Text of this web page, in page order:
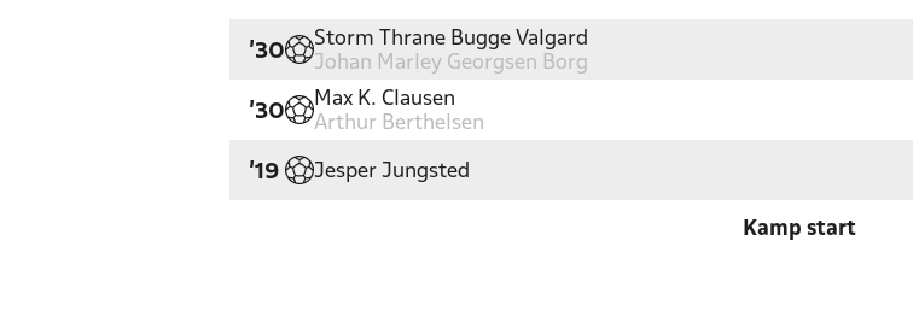
'30
Storm Thrane Bugge Valgard
Johan Marley Georgsen Borg
'30
Max K. Clausen
Arthur Berthelsen
'19 Jesper Jungsted
Kamp start